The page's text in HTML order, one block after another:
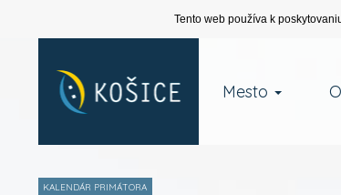
Tento web používa k
Mesto
KALENDÁR PRIMÁTORA